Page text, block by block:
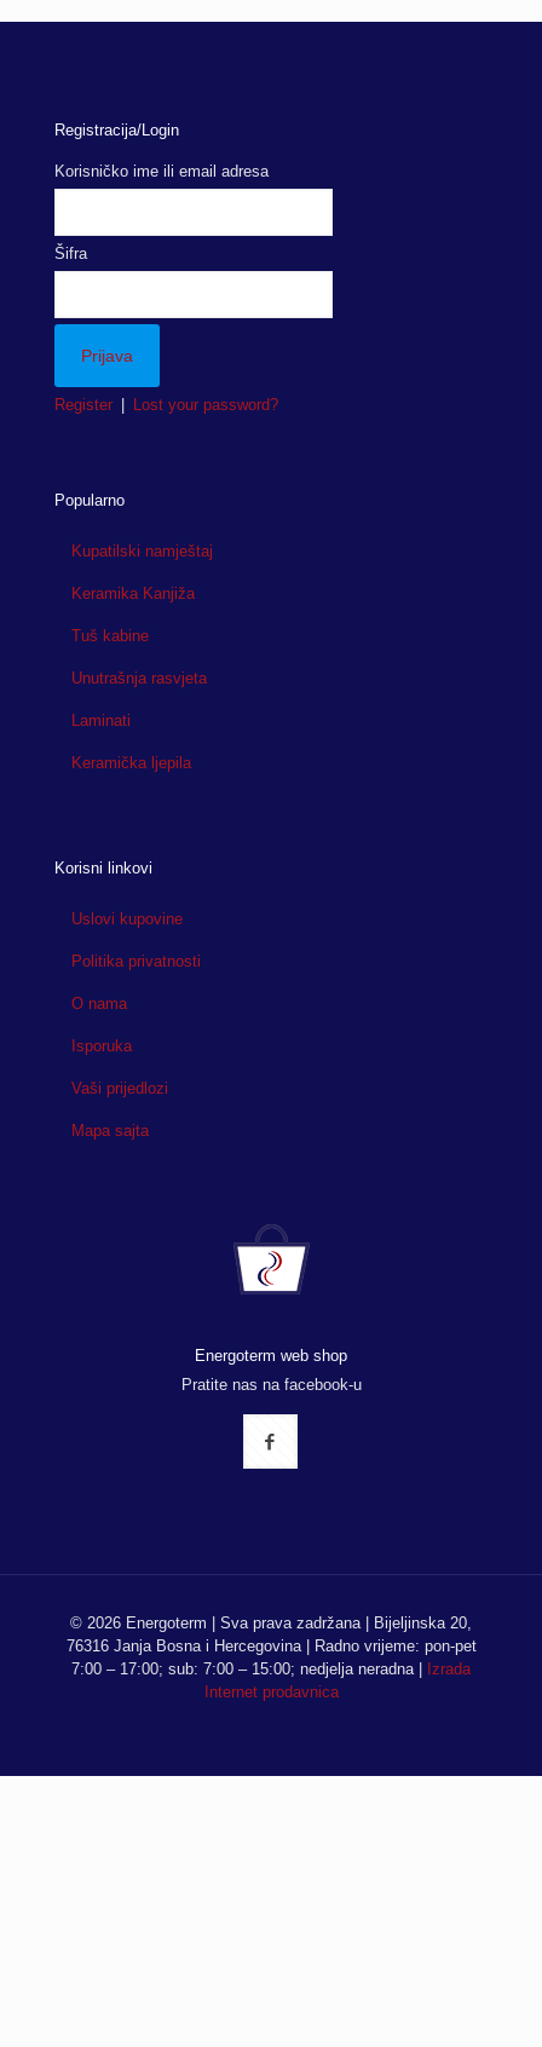
through
Registracija/Login
Korisničko ime ili email adresa
Šifra
Register Lost your password?
Popularno
Kupatilski namještaj
Keramika Kanjiža
Tuš kabine
Unutrašnja rasvjeta
Laminati
Keramička ljepila
Korisni linkovi
Uslovi kupovine
Politika privatnosti
O nama
Isporuka
Vaši prijedlozi
Mapa sajta
Energoterm web shop
Pratite nas na facebook-u
© 2026 Energoterm | Sva prava zadržana | Bijeljinska 20,
76316 Janja Bosna i Hercegovina | Radno vrijeme: pon-pet
7:00 – 17:00; sub: 7:00 – 15:00; nedjelja neradna |
Izrada
Internet prodavnica